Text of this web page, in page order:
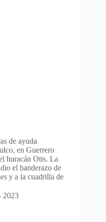
de ayuda
en Guerrero
huracán Otis. La
el banderazo de
y a la cuadrilla de
2023